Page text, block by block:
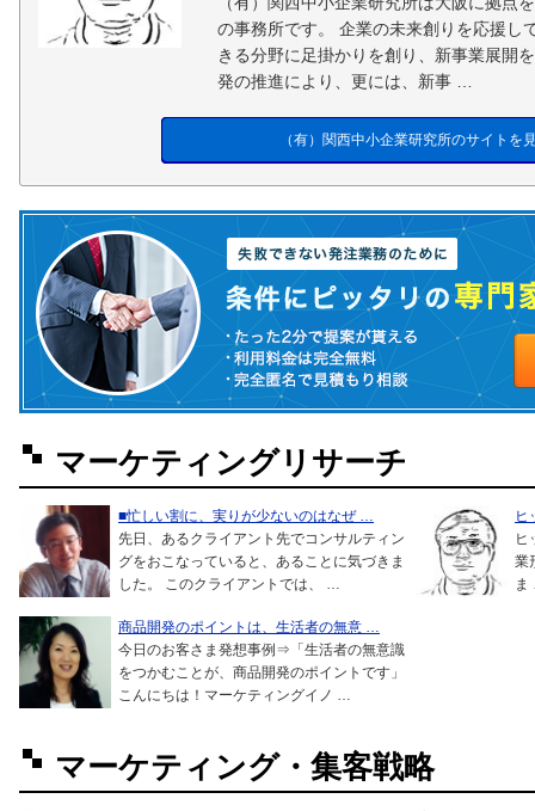
の事務所です。 企業の未来創りを応援し
きる分野に足掛かりを創り、新事業展開
発の推進により、更には、新事 …
（有）関西中小企業研究所のサイトを
マーケティングリサーチ
■忙しい割に、実りが少ないのはなぜ …
先日、あるクライアント先でコンサルティン
グをおこなっていると、あることに気づきま
した。 このクライアントでは、 …
ヒ
業
商品開発のポイントは、生活者の無意 …
今日のお客さま発想事例⇒「生活者の無意識
をつかむことが、商品開発のポイントです」
こんにちは！マーケティングイノ …
マーケティング・集客戦略